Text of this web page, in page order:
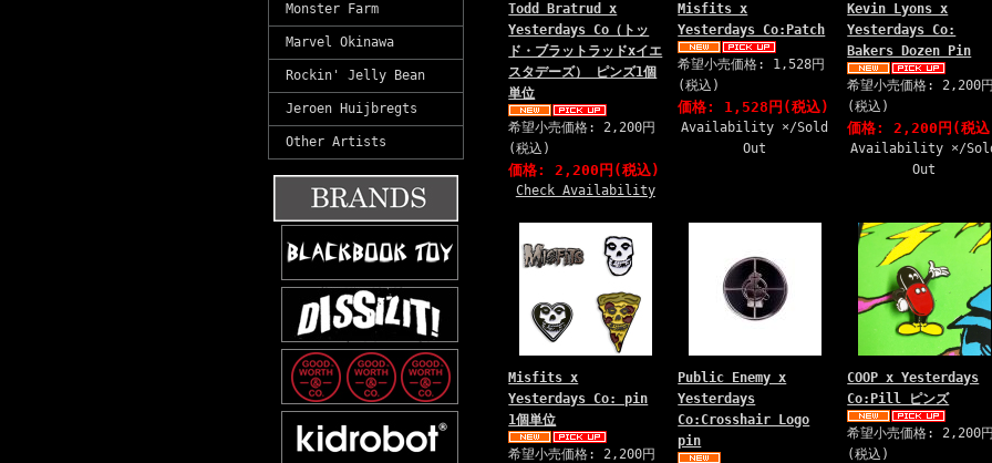
Monster Farm
Marvel Okinawa
Rockin' Jelly Bean
Jeroen Huijbregts
Other Artists
Todd Bratrud x
Yesterdays Co（トッ
ド・ブラットラッドxイエ
スタデーズ） ピンズ1個
単位
希望小売価格: 2,200円
(税込)
価格: 2,200円(税込)
Check Availability
Misfits x
Yesterdays Co:Patch
希望小売価格: 1,528円
(税込)
価格: 1,528円(税込)
Availability ×/Sold
Out
Kevin Lyons x
Yesterdays Co:
Bakers Dozen Pin
希望小売価格: 2,200
(税込)
価格: 2,200円(税
Availability ×/
Out
Misfits x
Yesterdays Co: pin
1個単位
希望小売価格: 2,200円
Public Enemy x
Yesterdays
Co:Crosshair Logo
pin
COOP x Yesterdays
Co:Pill ピンズ
希望小売価格: 2,200
(税込)